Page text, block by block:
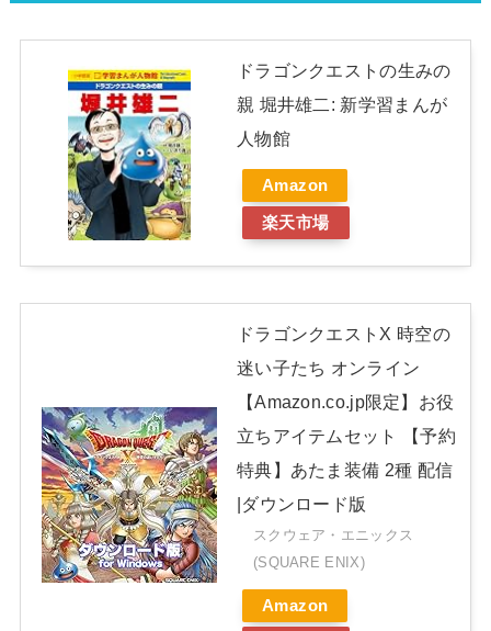
ドラゴンクエストの生みの
親 堀井雄二: 新学習まんが
人物館
Amazon
楽天市場
ドラゴンクエストX 時空の
迷い子たち オンライン
【Amazon.co.jp限定】お役
立ちアイテムセット 【予約
特典】あたま装備 2種 配信
|ダウンロード版
スクウェア・エニックス
(SQUARE ENIX)
Amazon